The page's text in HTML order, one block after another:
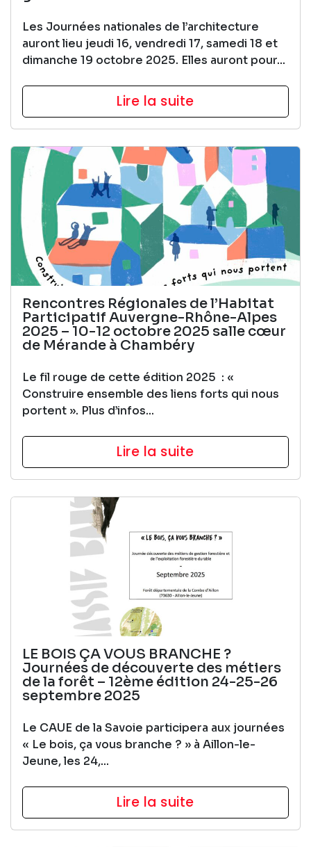
Les Journées nationales de l’architecture
auront lieu jeudi 16, vendredi 17, samedi 18 et
dimanche 19 octobre 2025. Elles auront pour...
Lire la suite
Rencontres Régionales de l’Habitat
Participatif Auvergne-Rhône-Alpes
2025 – 10-12 octobre 2025 salle cœur
de Mérande à Chambéry
Le fil rouge de cette édition 2025 : «
Construire ensemble des liens forts qui nous
portent ». Plus d’infos...
Lire la suite
LE BOIS ÇA VOUS BRANCHE ?
Journées de découverte des métiers
de la forêt – 12ème édition 24-25-26
septembre 2025
Le CAUE de la Savoie participera aux journées
« Le bois, ça vous branche ? » à Aillon-le-
Jeune, les 24,...
Lire la suite